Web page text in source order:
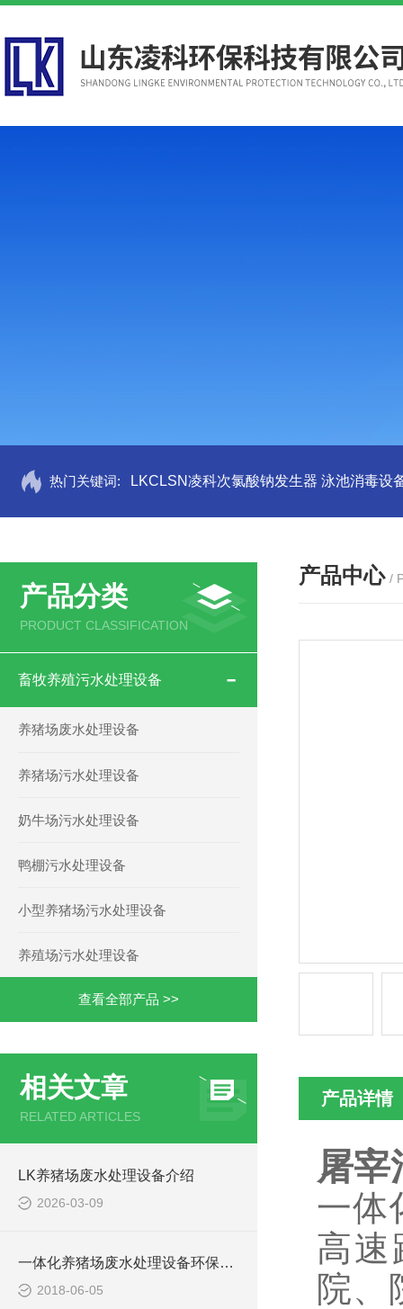
热门关键词: LKCLSN凌科次氯酸钠发生器 泳池消毒设
产品分类
PRODUCT CLASSIFICATION
畜牧养殖污水处理设备
养猪场废水处理设备
养猪场污水处理设备
奶牛场污水处理设备
鸭棚污水处理设备
小型养猪场污水处理设备
养殖场污水处理设备
查看全部产品 >>
相关文章
RELATED ARTICLES
LK养猪场废水处理设备介绍
2026-03-09
一体化养猪场废水处理设备环保局新要求
2018-06-05
产品中心 /
产品详情
屠宰
一体
高速
院、